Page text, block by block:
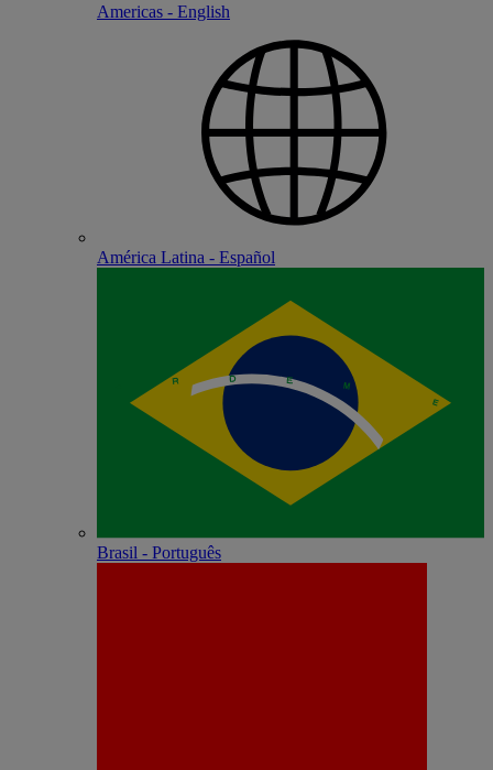
Americas - English
América Latina - Español
Brasil - Português